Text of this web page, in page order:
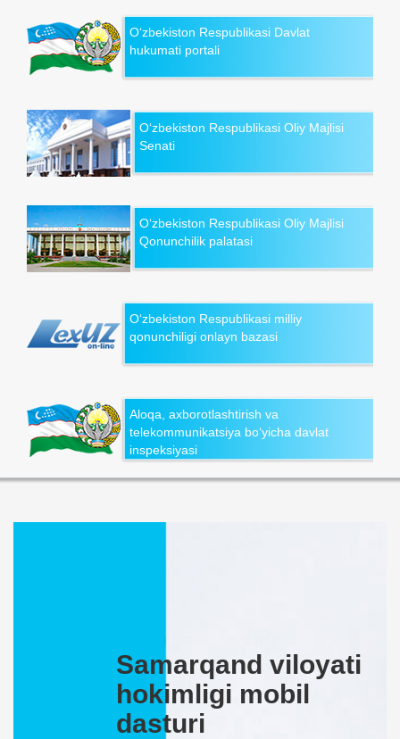
O‘zbekiston Respublikasi Davlat
hukumati portali
O‘zbekiston Respublikasi Oliy Majlisi
Senati
O‘zbekiston Respublikasi Oliy Majlisi
Qonunchilik palatasi
O‘zbekiston Respublikasi milliy
qonunchiligi onlayn bazasi
Aloqa, axborotlashtirish va
telekommunikatsiya bo‘yicha davlat
inspeksiyasi
Samarqand viloyati
hokimligi mobil
dasturi